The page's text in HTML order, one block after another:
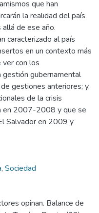
que han
la realidad del país
de ese año.
caracterizado al país
en un contexto más
ver con los
gestión gubernamental
gestiones anteriores; y,
de la crisis
en 2007-2008 y que se
Salvador en 2009 y
, Sociedad
opinan. Balance de